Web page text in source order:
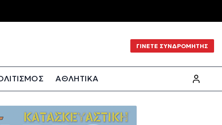
ΓΙΝΕΤΕ ΣΥΝΔΡΟΜΗΤΗΣ
ΑΘΛΗΤΙΚΑ